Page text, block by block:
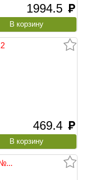
1994.5 руб
469.4 руб